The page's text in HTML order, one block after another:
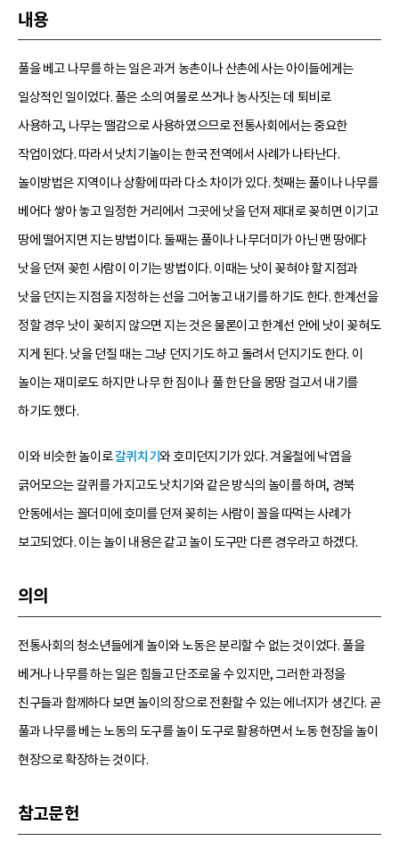
내용
풀을 베고 나무를 하는 일은 과거 농촌이나 산촌에 사는 아이들에게는
일상적인 일이었다. 풀은 소의 여물로 쓰거나 농사짓는 데 퇴비로
사용하고, 나무는 땔감으로 사용하였으므로 전통사회에서는 중요한
작업이었다. 따라서 낫치기놀이는 한국 전역에서 사례가 나타난다.
놀이방법은 지역이나 상황에 따라 다소 차이가 있다. 첫째는 풀이나 나무를
베어다 쌓아 놓고 일정한 거리에서 그곳에 낫을 던져 제대로 꽂히면 이기고
땅에 떨어지면 지는 방법이다. 둘째는 풀이나 나무더미가 아닌 맨 땅에다
낫을 던져 꽂힌 사람이 이기는 방법이다. 이때는 낫이 꽂혀야 할 지점과
낫을 던지는 지점을 지정하는 선을 그어놓고 내기를 하기도 한다. 한계선을
정할 경우 낫이 꽂히지 않으면 지는 것은 물론이고 한계선 안에 낫이 꽂혀도
지게 된다. 낫을 던질 때는 그냥 던지기도 하고 돌려서 던지기도 한다. 이
놀이는 재미로도 하지만 나무 한 짐이나 풀 한 단을 몽땅 걸고서 내기를
하기도 했다.
이와 비슷한 놀이로갈퀴치기와 호미던지기가 있다. 겨울철에 낙엽을
긁어모으는 갈퀴를 가지고도 낫치기와 같은 방식의 놀이를 하며, 경북
안동에서는 꼴더미에 호미를 던져 꽂히는 사람이 꼴을 따먹는 사례가
보고되었다. 이는 놀이 내용은 같고 놀이 도구만 다른 경우라고 하겠다.
의의
전통사회의 청소년들에게 놀이와 노동은 분리할 수 없는 것이었다. 풀을
베거나 나무를 하는 일은 힘들고 단조로울 수 있지만, 그러한 과정을
친구들과 함께하다 보면 놀이의 장으로 전환할 수 있는 에너지가 생긴다. 곧
풀과 나무를 베는 노동의 도구를 놀이 도구로 활용하면서 노동 현장을 놀이
현장으로 확장하는 것이다.
참고문헌